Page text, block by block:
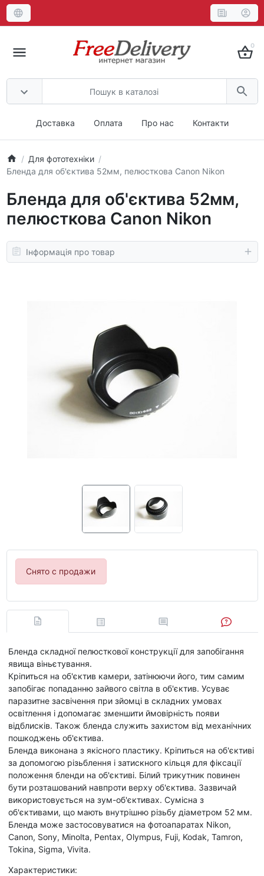
0
Доставка Оплата Про нас Контакти
Для фототехніки
Бленда для об'єктива 52мм, пелюсткова Canon Nikon
Бленда для об'єктива 52мм,
пелюсткова Canon Nikon
Інформація про товар
Снято с продажи
Бленда складної пелюсткової конструкції для запобігання
явища віньєтування.
Кріпиться на об'єктив камери, затінюючи його, тим самим
запобігає попаданню зайвого світла в об'єктив. Усуває
паразитне засвічення при зйомці в складних умовах
освітлення і допомагає зменшити ймовірність появи
відблисків. Також бленда служить захистом від механічних
пошкоджень об'єктива.
Бленда виконана з якісного пластику. Кріпиться на об'єктиві
за допомогою різьблення і затискного кільця для фіксації
положення бленди на об'єктиві. Білий трикутник повинен
бути розташований навпроти верху об'єктива. Зазвичай
використовується на зум-об'єктивах. Сумісна з
об'єктивами, що мають внутрішню різьбу діаметром 52 мм.
Бленда може застосовуватися на фотоапаратах Nikon,
Canon, Sony, Minolta, Pentax, Olympus, Fuji, Kodak, Tamron,
Tokina, Sigma, Vivita.
Характеристики: